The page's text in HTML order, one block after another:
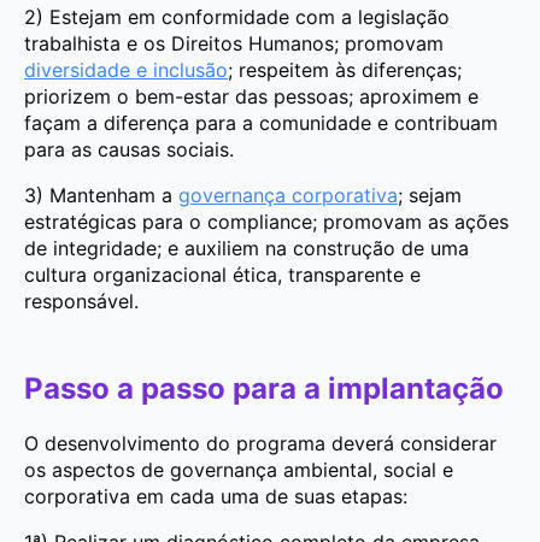
2) Estejam em conformidade com a legislação
trabalhista e os Direitos Humanos; promovam
diversidade e inclusão; respeitem às diferenças;
priorizem o bem-estar das pessoas; aproximem e
façam a diferença para a comunidade e contribuam
para as causas sociais.
3) Mantenham a governança corporativa; sejam
estratégicas para o compliance; promovam as ações
de integridade; e auxiliem na construção de uma
cultura organizacional ética, transparente e
responsável.
Passo a passo para a implantação
O desenvolvimento do programa deverá considerar
os aspectos de governança ambiental, social e
corporativa em cada uma de suas etapas: